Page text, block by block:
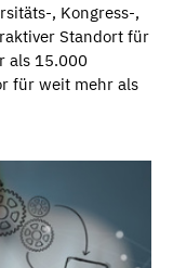
, Kongress-,
Standort für
als 15.000
für weit mehr als